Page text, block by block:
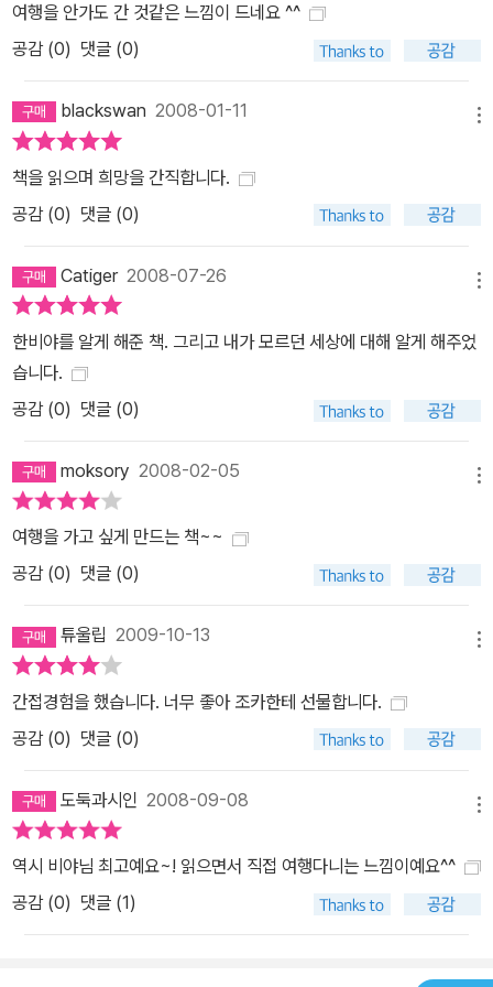
여행을 안가도 간 것같은 느낌이 드네요 ^^
공감 (0) 댓글 (0)
blackswan 2008-01-11
책을 읽으며 희망을 간직합니다.
공감 (0) 댓글 (0)
Catiger2008-07-26
한비야를 알게 해준 책. 그리고 내가 모르던 세상에 대해 알게 해주었
습니다.
공감 (0) 댓글 (0)
moksory 2008-02-05
여행을 가고 싶게 만드는 책~~
공감 (0) 댓글 (0)
튜울립 2009-10-13
간접경험을 했습니다. 너무 좋아 조카한테 선물합니다.
공감 (0) 댓글 (0)
도둑과시인 2008-09-08
역시 비야님 최고예요~! 읽으면서 직접 여행다니는 느낌이예요^^
공감 (0) 댓글 (1)